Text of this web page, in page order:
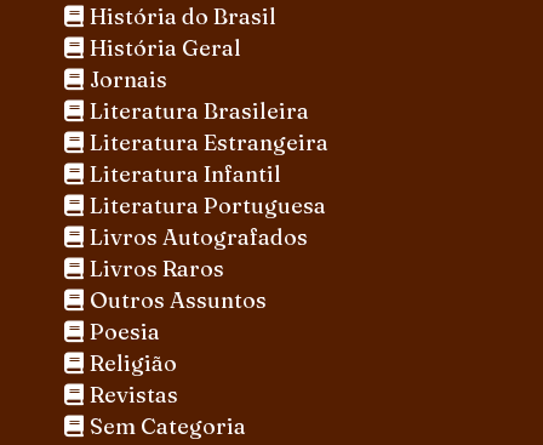
História do Brasil
História Geral
Jornais
Literatura Brasileira
Literatura Estrangeira
Literatura Infantil
Literatura Portuguesa
Livros Autografados
Livros Raros
Outros Assuntos
Poesia
Religião
Revistas
Sem Categoria